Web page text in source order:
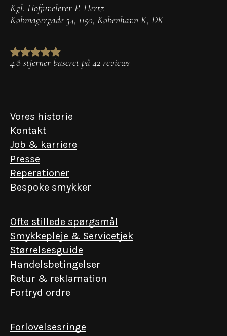
Kgl. Hofjuvelerer P. Hertz
Købmagergade 34, 1150, København K, DK
4.8 stjerner baseret på 42 reviews
Vores historie
Kontakt
Job & karriere
Presse
Reperationer
Bespoke smykker
Ofte stillede spørgsmål
Smykkepleje & Servicetjek
Størrelsesguide
Handelsbetingelser
Retur & reklamation
Fortryd ordre
Forlovelsesringe